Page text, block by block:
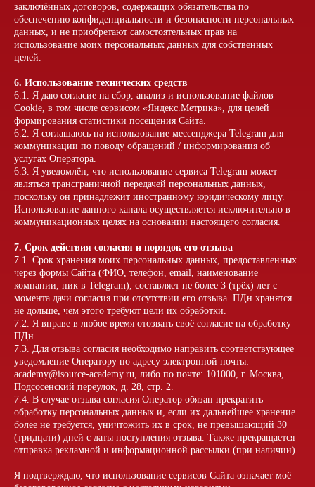
заключённых договоров, содержащих обязательства по
обеспечению конфиденциальности и безопасности персональных
данных, и не приобретают самостоятельных прав на
использование моих персональных данных для собственных
целей.
6. Использование технических средств
6.1. Я даю согласие на сбор, анализ и использование файлов
Cookie, в том числе сервисом «Яндекс.Метрика», для целей
формирования статистики посещения Сайта.
6.2. Я соглашаюсь на использование мессенджера Telegram для
коммуникации по поводу обращений / информирования об
услугах Оператора.
6.3. Я уведомлён, что использование сервиса Telegram может
являться трансграничной передачей персональных данных,
поскольку он принадлежит иностранному юридическому лицу.
Использование данного канала осуществляется исключительно в
коммуникационных целях на основании настоящего согласия.
7. Срок действия согласия и порядок его отзыва
7.1. Срок хранения моих персональных данных, предоставленных
через формы Сайта (ФИО, телефон, email, наименование
компании, ник в Telegram), составляет не более 3 (трёх) лет с
момента дачи согласия при отсутствии его отзыва. ПДн хранятся
не дольше, чем этого требуют цели их обработки.
7.2. Я вправе в любое время отозвать своё согласие на обработку
ПДн.
7.3. Для отзыва согласия необходимо направить соответствующее
уведомление Оператору по адресу электронной почты:
academy@isource-academy.ru, либо по почте: 101000, г. Москва,
Подсосенский переулок, д. 28, стр. 2.
7.4. В случае отзыва согласия Оператор обязан прекратить
обработку персональных данных и, если их дальнейшее хранение
более не требуется, уничтожить их в срок, не превышающий 30
(тридцати) дней с даты поступления отзыва. Также прекращается
отправка рекламной и информационной рассылки (при наличии).
Я подтверждаю, что использование сервисов Сайта означает моё
Увидимся
в бизнес-
миссии!
Шанхай, 13-17 октября 2026
Стать партнером
Стать участником
onishchuk.ai@isource-academy.ru
+7 (927) 984-06-66
Максим Антонов
Оформить билет или
договориться о партнерстве
Все публикуемые на сайте
материалы принадлежат:
ИНН/КПП 9706047078 / 770901001
Юридическая информация: